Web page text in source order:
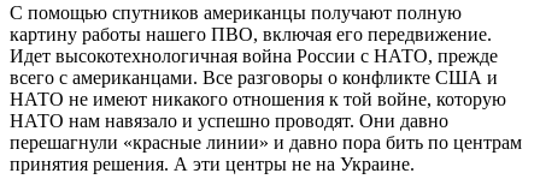
С помощью спутников американцы получают полную
картину работы нашего ПВО, включая его передвижение.
Идет высокотехнологичная война России с НАТО, прежде
всего с американцами. Все разговоры о конфликте США и
НАТО не имеют никакого отношения к той войне, которую
НАТО нам навязало и успешно проводят. Они давно
перешагнули «красные линии» и давно пора бить по центрам
принятия решения. А эти центры не на Украине.